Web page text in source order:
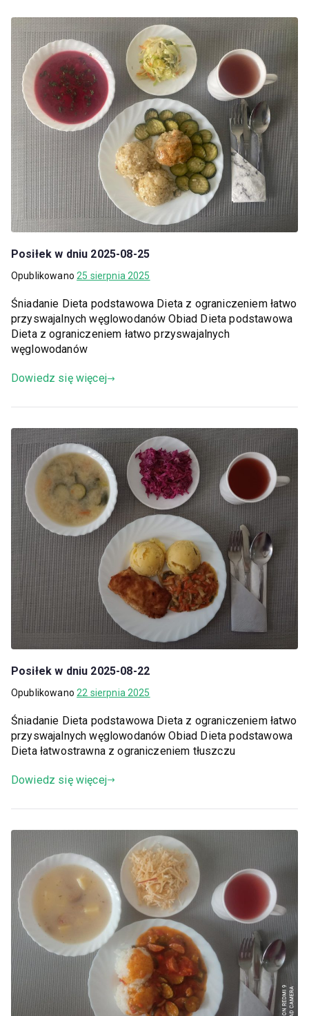
Posiłek w dniu 2025-08-25
Opublikowano25 sierpnia 2025
Śniadanie Dieta podstawowa Dieta z ograniczeniem łatwo
przyswajalnych węglowodanów Obiad Dieta podstawowa
Dieta z ograniczeniem łatwo przyswajalnych
węglowodanów
Dowiedz się więcej
Posiłek w dniu 2025-08-22
Opublikowano22 sierpnia 2025
Śniadanie Dieta podstawowa Dieta z ograniczeniem łatwo
przyswajalnych węglowodanów Obiad Dieta podstawowa
Dieta łatwostrawna z ograniczeniem tłuszczu
Dowiedz się więcej